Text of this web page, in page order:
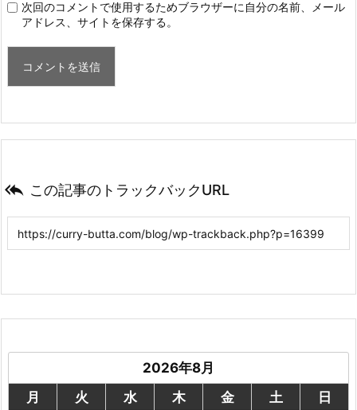
次回のコメントで使用するためブラウザーに自分の名前、メール
アドレス、サイトを保存する。
 この記事のトラックバックURL
2026年8月
月
火 水 木 金 土
日